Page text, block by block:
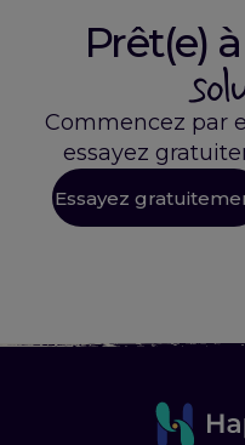
Prêt(e)
Commencez par
essayez
Essayez